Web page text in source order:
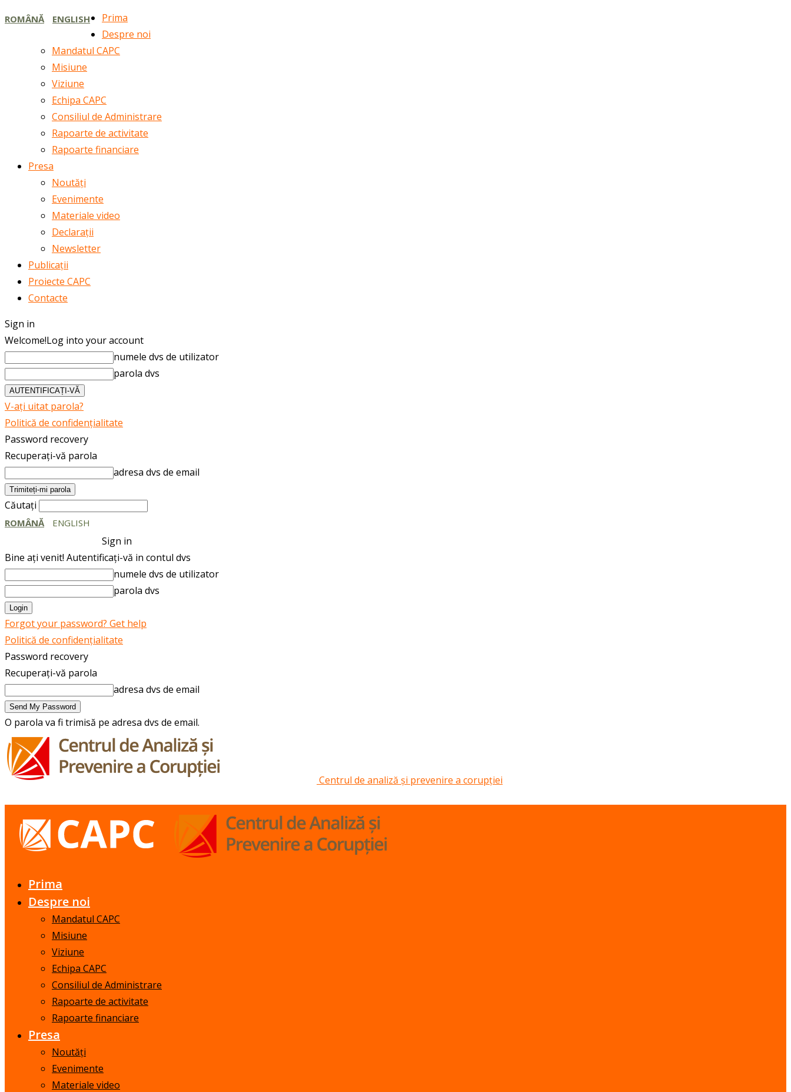
ROMÂNĂ ENGLISH
Prima
Despre noi
Mandatul CAPC
Misiune
Viziune
Echipa CAPC
Consiliul de Administrare
Rapoarte de activitate
Rapoarte financiare
Presa
Noutăți
Evenimente
Materiale video
Declarații
Newsletter
Publicații
Proiecte CAPC
Contacte
Sign in
Welcome!Log into your account
numele dvs de utilizator
parola dvs
V-ați uitat parola?
Politică de confidențialitate
Password recovery
Recuperați-vă parola
adresa dvs de email
Căutați
ROMÂNĂ ENGLISH
Sign in
Bine ați venit! Autentificați-vă in contul dvs
numele dvs de utilizator
parola dvs
Forgot your password? Get help
Politică de confidențialitate
Password recovery
Recuperați-vă parola
adresa dvs de email
O parola va fi trimisă pe adresa dvs de email.
Centrul de analiză și prevenire a corupției
Prima
Despre noi
Mandatul CAPC
Misiune
Viziune
Echipa CAPC
Consiliul de Administrare
Rapoarte de activitate
Rapoarte financiare
Presa
Noutăți
Evenimente
Materiale video